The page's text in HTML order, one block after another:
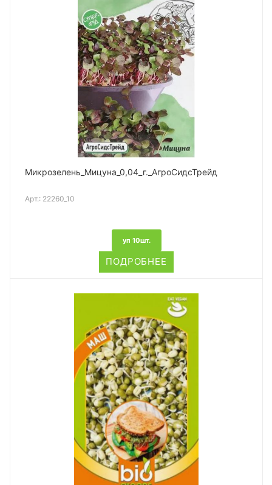
Микрозелень_Мицуна_0,04_г._АгроСидсТрейд
Арт.: 22260_10
уп 10шт.
ПОДРОБНЕЕ